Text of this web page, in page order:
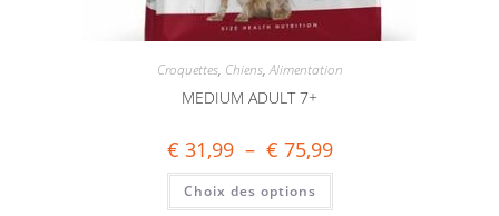
Croquettes, Chiens,Alimentation
MEDIUM ADULT 7+
€ 31,99 – € 75,99
Choix des options